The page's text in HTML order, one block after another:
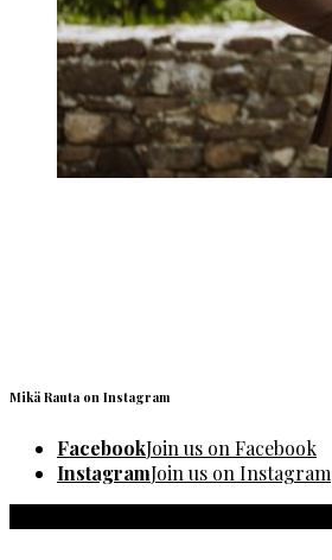
Mikä Rauta on Instagram
FacebookJoin us on Facebook
InstagramJoin us on Instagram